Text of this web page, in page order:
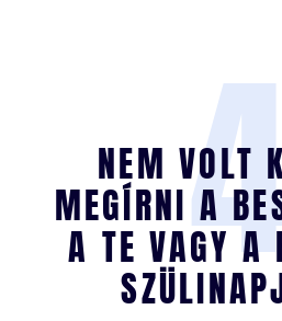
NEM VOLT
MEGÍRNI A
A TE VAGY A